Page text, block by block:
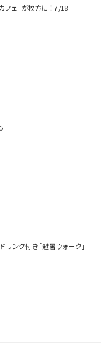
フェ｣が枚方に！7/18
リンク付き｢避暑ウォーク｣